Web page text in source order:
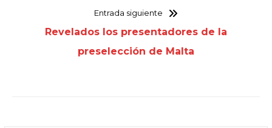
Entrada siguiente
Revelados los presentadores de la
preselección de Malta